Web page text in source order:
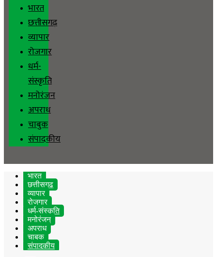
भारत
छत्तीसगढ़
व्यापार
रोजगार
धर्म-
संस्कृति
मनोरंजन
अपराध
चाबुक
संपादकीय
भारत
छत्तीसगढ़
व्यापार
रोजगार
धर्म-संस्कृति
मनोरंजन
अपराध
चाबुक
संपादकीय